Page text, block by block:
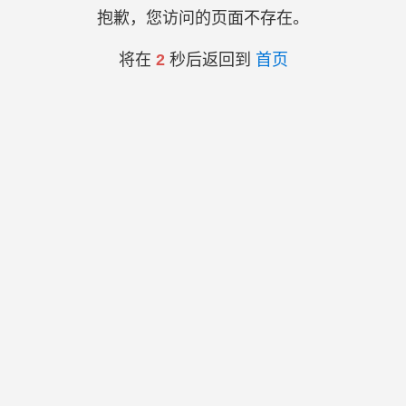
抱歉，您访问的页面不存在。
将在 2秒后返回到 首页